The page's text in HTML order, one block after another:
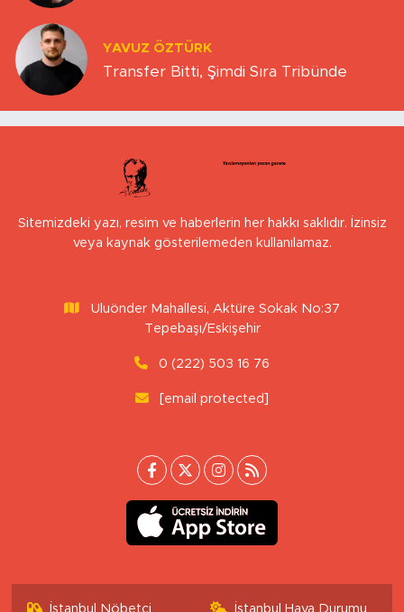
YAVUZ ÖZTÜRK
Transfer Bitti, Şimdi Sıra Tribünde
Sitemizdeki yazı, resim ve haberlerin her hakkı saklıdır. İzinsiz
veya kaynak gösterilemeden kullanılamaz.
Uluönder Mahallesi, Aktüre Sokak No:37
Tepebaşı/Eskişehir
0 (222) 503 16 76
[email protected]
İstanbul Nöbetçi
İstanbul Hava Durumu